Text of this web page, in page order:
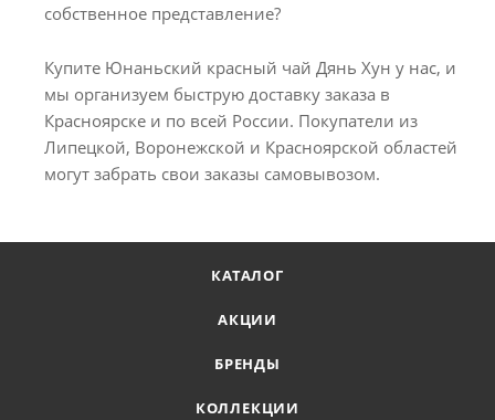
собственное представление?
Купите Юнаньский красный чай Дянь Хун у нас, и
мы организуем быструю доставку заказа в
Красноярске и по всей России. Покупатели из
Липецкой, Воронежской и Красноярской областей
могут забрать свои заказы самовывозом.
КАТАЛОГ
АКЦИИ
БРЕНДЫ
КОЛЛЕКЦИИ